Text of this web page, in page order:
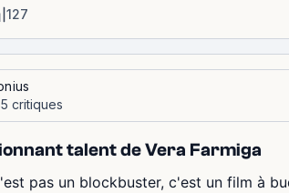
127
critiques
talent de Vera Farmiga
pas un blockbuster, c'est un film à